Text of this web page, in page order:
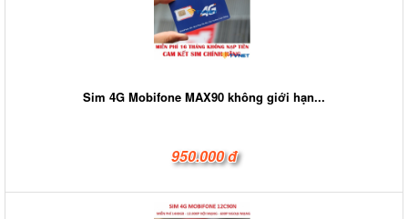
Sim 4G Mobifone MAX90 không giới hạn...
950.000 đ